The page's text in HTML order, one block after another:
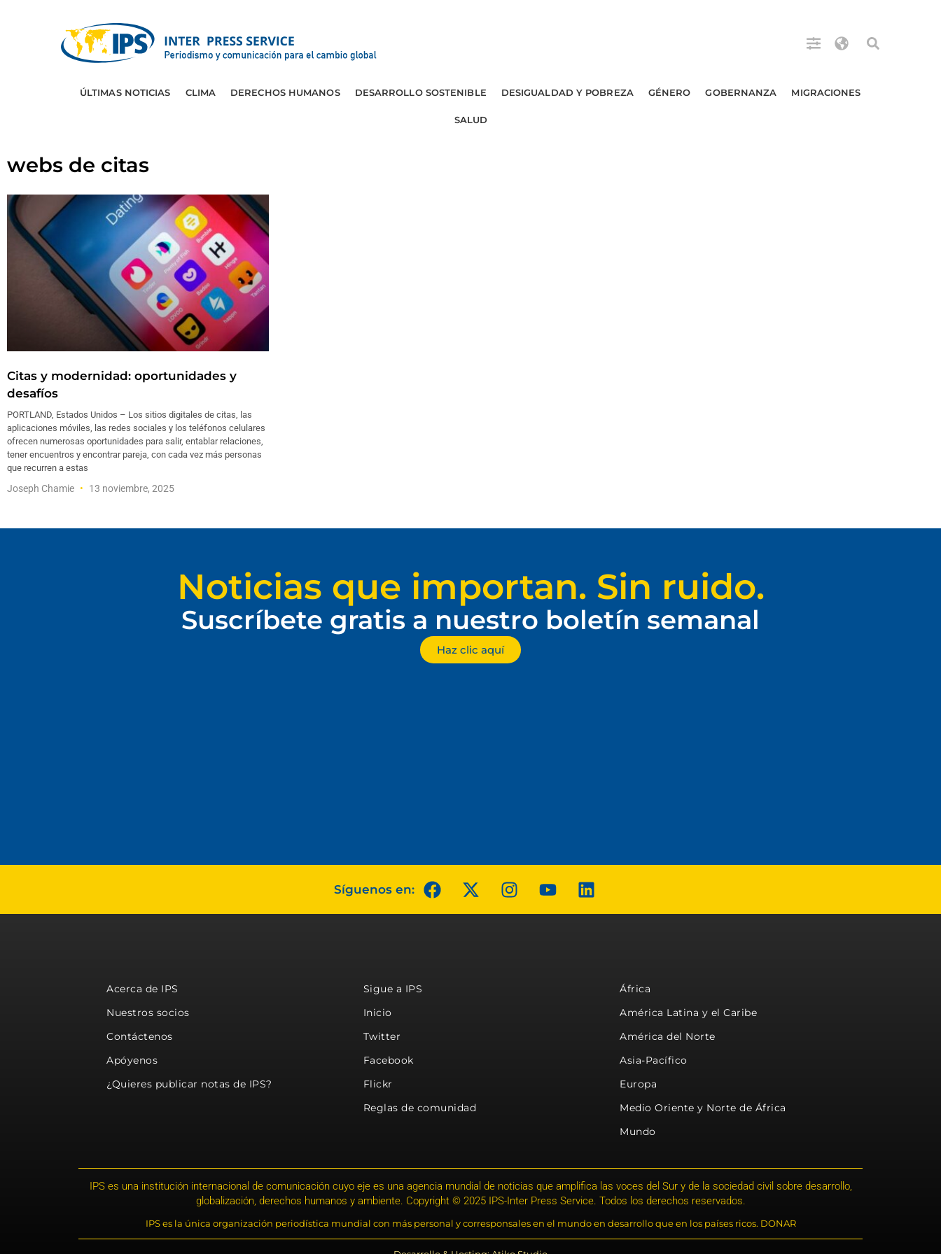
ÚLTIMAS NOTICIAS CLIMA DERECHOS HUMANOS DESARROLLO SOSTENIBLE DESIGUALDAD Y POBREZA GÉNERO GOBERNANZA MIGRACIONES
SALUD
webs de citas
Citas y modernidad: oportunidades y
desafíos
PORTLAND, Estados Unidos – Los sitios digitales de citas, las
aplicaciones móviles, las redes sociales y los teléfonos celulares
ofrecen numerosas oportunidades para salir, entablar relaciones,
tener encuentros y encontrar pareja, con cada vez más personas
que recurren a estas
Joseph Chamie 13 noviembre, 2025
Noticias que importan. Sin ruido.
Suscríbete gratis a nuestro boletín semanal
Haz clic aquí
Síguenos en:
Acerca de IPS
Nuestros socios
Contáctenos
Apóyenos
¿Quieres publicar notas de IPS?
Sigue a IPS
Inicio
Twitter
Facebook
Flickr
Reglas de comunidad
África
América Latina y el Caribe
América del Norte
Asia-Pacífico
Europa
Medio Oriente y Norte de África
Mundo
IPS es una institución internacional de comunicación cuyo eje es una agencia mundial de noticias que amplifica las voces del Sur y de la sociedad civil sobre desarrollo,
globalización, derechos humanos y ambiente. Copyright © 2025 IPS-Inter Press Service. Todos los derechos reservados.
IPS es la única organización periodística mundial con más personal y corresponsales en el mundo en desarrollo que en los países ricos. DONAR